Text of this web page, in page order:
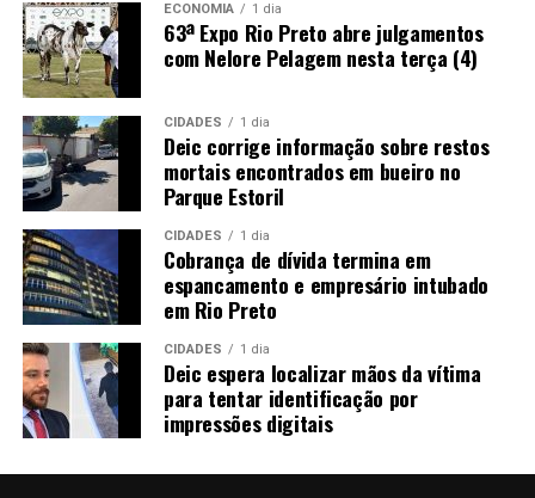
ECONOMIA 1 dia
63ª Expo Rio Preto abre julgamentos
com Nelore Pelagem nesta terça (4)
CIDADES 1 dia
Deic corrige informação sobre restos
mortais encontrados em bueiro no
Parque Estoril
CIDADES 1 dia
Cobrança de dívida termina em
espancamento e empresário intubado
em Rio Preto
CIDADES 1 dia
Deic espera localizar mãos da vítima
para tentar identificação por
impressões digitais